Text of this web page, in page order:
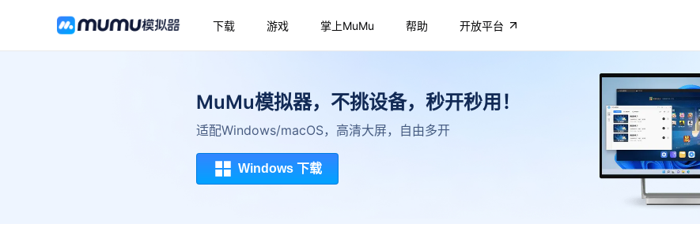
下载 游戏 掌上MuMu 帮助 开放平台
MuMu模拟器，不挑设备，秒开秒用！
适配Windows/macOS，高清大屏，自由多开
Windows 下载